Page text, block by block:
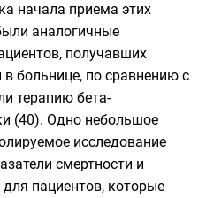
начала приема этих
аналогичные
получавших
больнице, по сравнению с
терапию бета-
(40). Одно небольшое
исследование
смертности и
пациентов, которые